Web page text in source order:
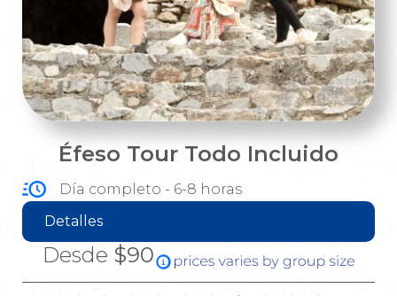
Éfeso Tour Todo Incluido
Día completo - 6-8 horas
Detalles
Desde $90